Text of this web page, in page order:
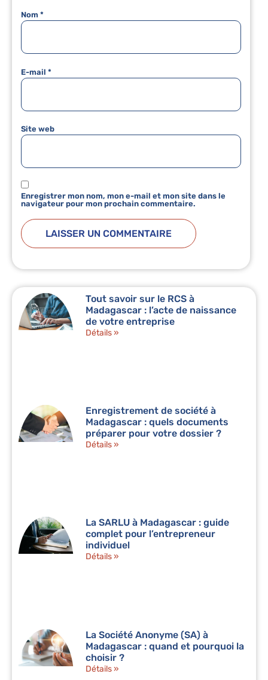
Nom *
E-mail *
Site web
Enregistrer mon nom, mon e-mail et mon site dans le
navigateur pour mon prochain commentaire.
Tout savoir sur le RCS à
Madagascar : l’acte de naissance
de votre entreprise
Détails »
Enregistrement de société à
Madagascar : quels documents
préparer pour votre dossier ?
Détails »
La SARLU à Madagascar : guide
complet pour l’entrepreneur
individuel
Détails »
La Société Anonyme (SA) à
Madagascar : quand et pourquoi la
choisir ?
Détails »